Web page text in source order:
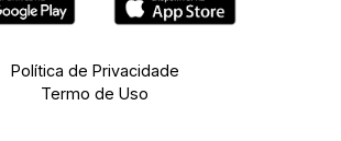
Política de Privacidade
Termo de Uso